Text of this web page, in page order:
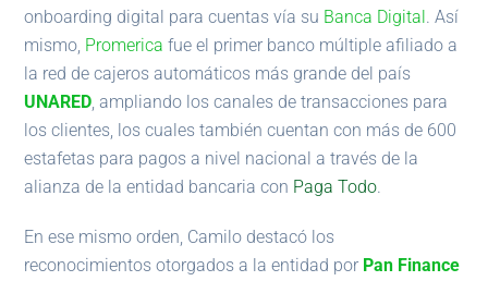
onboarding digital para cuentas vía su Banca Digital. Así
mismo, Promerica fue el primer banco múltiple afiliado a
la red de cajeros automáticos más grande del país
UNARED , ampliando los canales de transacciones para
los clientes, los cuales también cuentan con más de 600
estafetas para pagos a nivel nacional a través de la
alianza de la entidad bancaria con Paga Todo.
En ese mismo orden, Camilo destacó los
reconocimientos otorgados a la entidad por Pan Finance